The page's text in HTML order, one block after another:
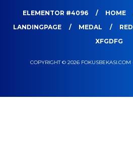
ELEMENTOR #4096 HOME
LANDINGPAGE
MEDAL
XFGDFG
COPYRIGHT © 2026 FOKUSBEKASI.COM